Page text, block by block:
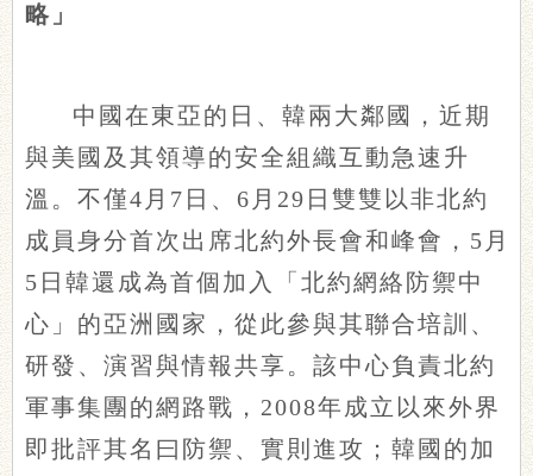
略」
中國在東亞的日、韓兩大鄰國，近期
與美國及其領導的安全組織互動急速升
溫。不僅4月7日、6月29日雙雙以非北約
成員身分首次出席北約外長會和峰會，5月
5日韓還成為首個加入「北約網絡防禦中
心」的亞洲國家，從此參與其聯合培訓、
研發、演習與情報共享。該中心負責北約
軍事集團的網路戰，2008年成立以來外界
即批評其名曰防禦、實則進攻；韓國的加